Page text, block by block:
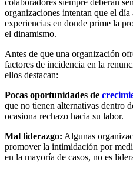
organizaciones intentan que el
experiencias en donde prime la
el dinamismo.
Antes de que una organización
factores de incidencia en la
ellos destacan:
Pocas oportunidades de
que no tienen alternativas dentro
ocasiona rechazo hacia su labor.
Mal liderazgo: Algunas
promover la intimidación por
en la mayoría de casos, no es